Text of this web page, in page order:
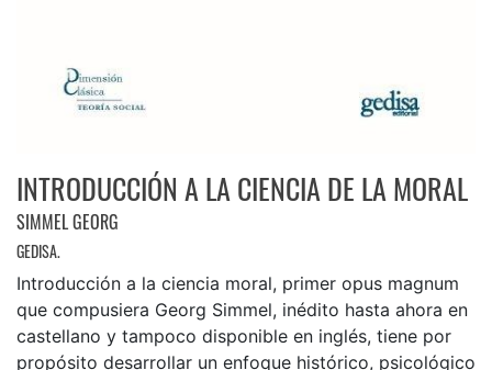
INTRODUCCIÓN A LA CIENCIA DE LA MORAL
SIMMEL GEORG
GEDISA.
Introducción a la ciencia moral, primer opus magnum
que compusiera Georg Simmel, inédito hasta ahora en
castellano y tampoco disponible en inglés, tiene por
propósito desarrollar un enfoque histórico, psicológico